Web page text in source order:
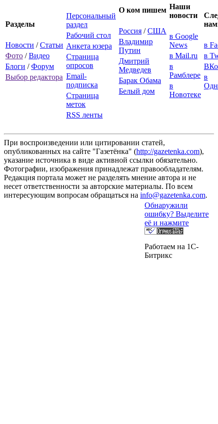
Разделы
Новости /Статьи
Фото /Видео
Блоги /Форум
Выбор редактора
Персональный
раздел
Рабочий стол
Анкета юзера
Страница
опросов
Email-
подписка
Страница
меток
RSS ленты
О ком пишем
Россия /США
Владимир
Путин
Дмитрий
Медведев
Барак Обама
Белый дом
Наши
новости
в Google
News
в Mail.ru
в
Рамблере
в
Новотеке
в
в
в
При воспроизведении или цитировании статей,
опубликованных на сайте "Газетёнка" (http://gazetenka.com),
указание источника в виде активной ссылки обязательно.
Фотографии, изображения принадлежат правообладателям.
Редакция портала может не разделять мнение автора и не
несет ответственности за авторские материалы. По всем
интересующим вопросам обращаться на info@gazetenka.com.
Обнаружили
ошибку? Выделите
её и нажмите
Работаем на 1C-
Битрикс